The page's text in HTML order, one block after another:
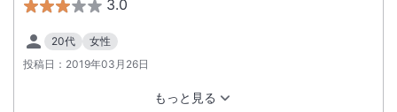
3.0
20代
女性
投稿日： 2019年03月26日
もっと見る